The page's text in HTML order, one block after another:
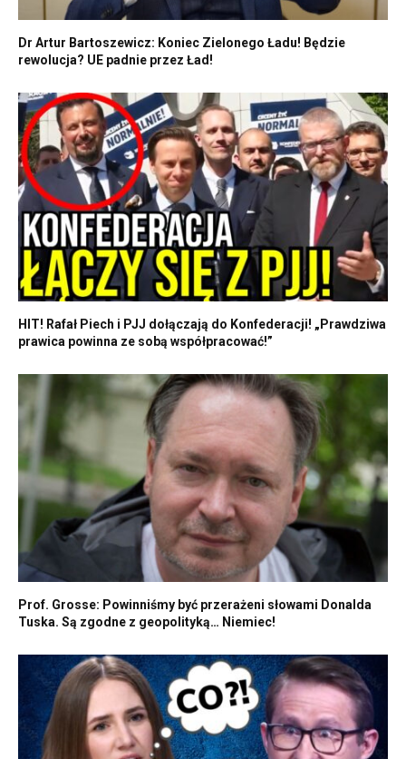
Dr Artur Bartoszewicz: Koniec Zielonego Ładu! Będzie
rewolucja? UE padnie przez Ład!
HIT! Rafał Piech i PJJ dołączają do Konfederacji! „Prawdziwa
prawica powinna ze sobą współpracować!”
Prof. Grosse: Powinniśmy być przerażeni słowami Donalda
Tuska. Są zgodne z geopolityką… Niemiec!